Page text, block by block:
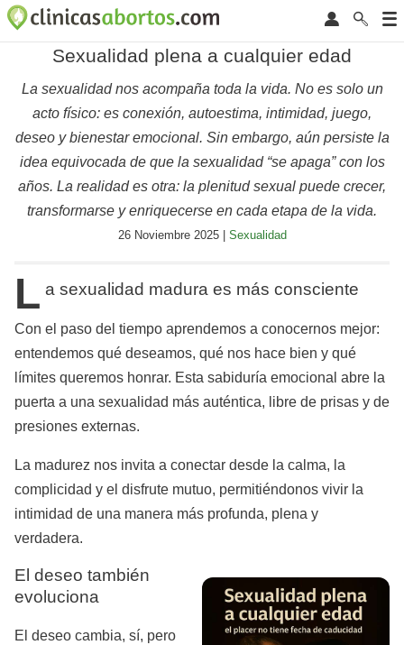
Sexualidad plena a cualquier edad
La sexualidad nos acompaña toda la vida. No es solo un
acto físico: es conexión, autoestima, intimidad, juego,
deseo y bienestar emocional. Sin embargo, aún persiste la
idea equivocada de que la sexualidad “se apaga” con los
años. La realidad es otra: la plenitud sexual puede crecer,
transformarse y enriquecerse en cada etapa de la vida.
26 Noviembre 2025 | Sexualidad
L a sexualidad madura es más consciente
Con el paso del tiempo aprendemos a conocernos mejor:
entendemos qué deseamos, qué nos hace bien y qué
límites queremos honrar. Esta sabiduría emocional abre la
puerta a una sexualidad más auténtica, libre de prisas y de
presiones externas.
La madurez nos invita a conectar desde la calma, la
complicidad y el disfrute mutuo, permitiéndonos vivir la
intimidad de una manera más profunda, plena y
verdadera.
El deseo también
evoluciona
El deseo cambia, sí, pero